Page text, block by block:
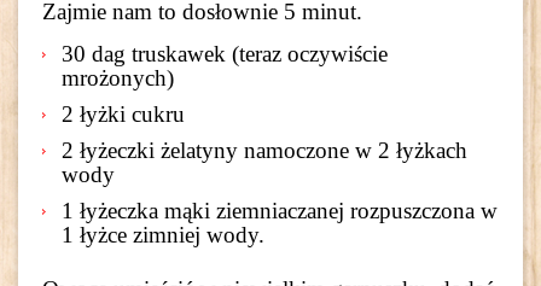
Zajmie nam to dosłownie 5 minut.
30 dag truskawek (teraz oczywiście
mrożonych)
2 łyżki cukru
2 łyżeczki żelatyny namoczone w 2 łyżkach
wody
1 łyżeczka mąki ziemniaczanej rozpuszczona w
1 łyżce zimniej wody.